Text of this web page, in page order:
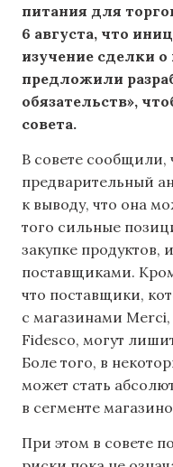
питания для
6 августа, что
изучение сделки
предложили
обязательств»,
совета.
В совете сообщили,
предварительный
к выводу, что она
того сильные
закупке продуктов,
поставщиками.
что поставщики,
с магазинами
Fidesco, могут
Боле того, в
может стать
в сегменте
При этом в совете